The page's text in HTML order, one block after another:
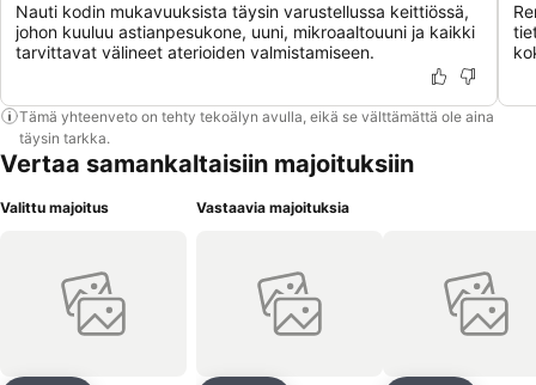
Nauti kodin mukavuuksista täysin varustellussa keittiössä,
johon kuuluu astianpesukone, uuni, mikroaaltouuni ja kaikki
tarvittavat välineet aterioiden valmistamiseen.
Tämä yhteenveto on tehty tekoälyn avulla, eikä se välttämättä ole aina
täysin tarkka.
Vertaa samankaltaisiin majoituksiin
Valittu majoitus Vastaavia majoituksia